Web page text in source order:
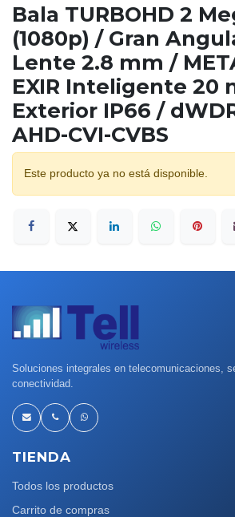
Bala TURBOHD 2
(1080p) / Gran
Lente 2.8 mm /
EXIR Inteligente 20
Exterior IP66 /
AHD-CVI-CVBS
Este producto ya no está disponible.
Soluciones integrales en telecomunicaciones,
conectividad.
TIENDA
Todos los productos
Carrito de compras